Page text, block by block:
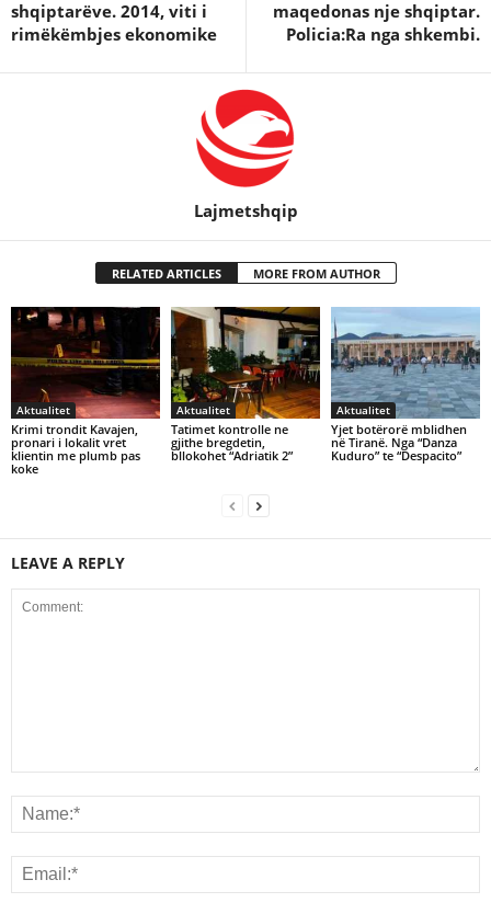
shqiptarëve. 2014, viti i
rimëkëmbjes ekonomike
maqedonas nje shqiptar.
Policia:Ra nga shkembi.
Lajmetshqip
RELATED ARTICLES MORE FROM AUTHOR
Aktualitet
Krimi trondit Kavajen,
pronari i lokalit vret
klientin me plumb pas
koke
Aktualitet
Tatimet kontrolle ne
gjithe bregdetin,
bllokohet “Adriatik 2”
Aktualitet
Yjet botërorë mblidhen
në Tiranë. Nga “Danza
Kuduro” te “Despacito”
LEAVE A REPLY